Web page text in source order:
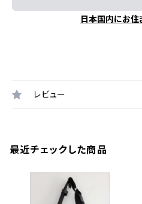
日本国内にお住
レビュー
最近チェックした商品